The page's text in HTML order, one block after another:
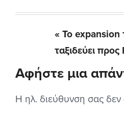
Previous
Post:
« Το expansion
ταξιδεύει
Reader
Interactions
Αφήστε μια
Η ηλ. διεύθυνση σας δεν